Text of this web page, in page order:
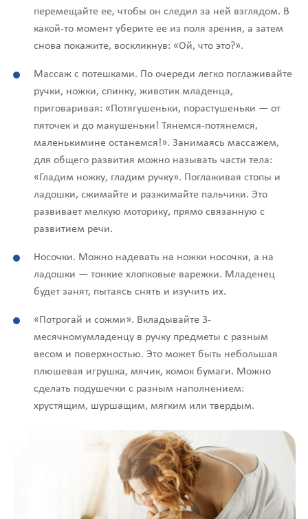
перемещайте ее, чтобы он следил за ней взглядом. В
какой-то момент уберите ее из поля зрения, а затем
снова покажите, воскликнув: «Ой, что это?».
Массаж с потешками. По очереди легко поглаживайте
ручки, ножки, спинку, животик младенца,
приговаривая: «Потягушеньки, порастушеньки — от
пяточек и до макушеньки! Тянемся-потянемся,
маленькимине останемся!». Занимаясь массажем,
для общего развития можно называть части тела:
«Гладим ножку, гладим ручку». Поглаживая стопы и
ладошки, сжимайте и разжимайте пальчики. Это
развивает мелкую моторику, прямо связанную с
развитием речи.
Носочки. Можно надевать на ножки носочки, а на
ладошки — тонкие хлопковые варежки. Младенец
будет занят, пытаясь снять и изучить их.
«Потрогай и сожми». Вкладывайте 3-
месячномумладенцу в ручку предметы с разным
весом и поверхностью. Это может быть небольшая
плюшевая игрушка, мячик, комок бумаги. Можно
сделать подушечки с разным наполнением:
хрустящим, шуршащим, мягким или твердым.